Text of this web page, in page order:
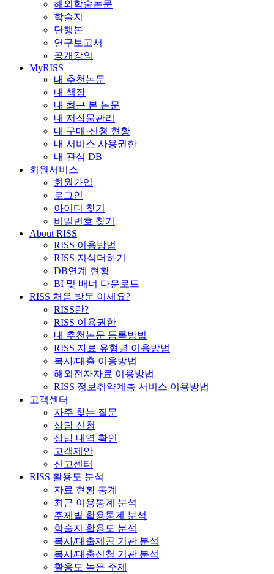
해외학술논문
학술지
단행본
연구보고서
공개강의
MyRISS
내 추천논문
내 책장
내 최근 본 논문
내 저작물관리
내 구매·신청 현황
내 서비스 사용권한
내 관심 DB
회원서비스
회원가입
로그인
아이디 찾기
비밀번호 찾기
About RISS
RISS 이용방법
RISS 지식더하기
DB연계 현황
BI 및 배너 다운로드
RISS 처음 방문 이세요?
RISS란?
RISS 이용권한
내 추천논문 등록방법
RISS 자료 유형별 이용방법
복사/대출 이용방법
해외전자자료 이용방법
RISS 정보취약계층 서비스 이용방법
고객센터
자주 찾는 질문
상담 신청
상담 내역 확인
고객제안
신고센터
RISS 활용도 분석
자료 현황 통계
최근 이용통계 분석
주제별 활용통계 분석
학술지 활용도 분석
복사/대출제공 기관 분석
복사/대출신청 기관 분석
활용도 높은 주제